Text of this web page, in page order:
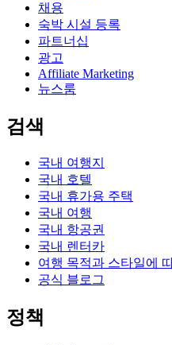
채용
숙박 시설 등록
파트너십
광고
Affiliate Marketing
뉴스룸
검색
국내 여행지
국내 호텔
국내 휴가용 주택
국내 여행
국내 항공권
국내 렌터카
여행 목적과 스타일에
공식 블로그
정책